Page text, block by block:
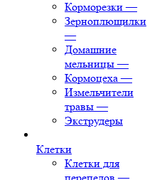
Корморезки —
Зерноплющилки
—
Домашние
мельницы —
Кормоцеха —
Измельчители
травы —
Экструдеры
Клетки
Клетки для